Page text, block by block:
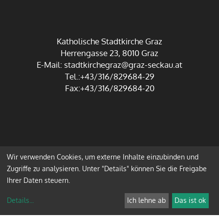
Katholische Stadtkirche Graz
Herrengasse 23, 8010 Graz
E-Mail: stadtkirchegraz@graz-seckau.at
Tel.:+43/316/829684-29
Fax:+43/316/829684-20
Impressum Datenschutz
Wir verwenden Cookies, um externe Inhalte einzubinden und
Zugriffe zu analysieren. Unter "Details" können Sie die Freigabe
Ihrer Daten steuern.
Details... Ich lehne ab Das ist ok